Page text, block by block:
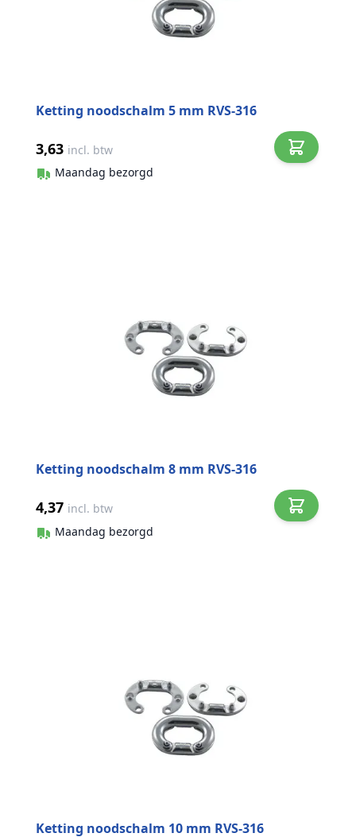
Ketting noodschalm 5 mm RVS-316
3,63 incl. btw
Maandag bezorgd
Ketting noodschalm 8 mm RVS-316
4,37 incl. btw
Maandag bezorgd
Ketting noodschalm 10 mm RVS-316